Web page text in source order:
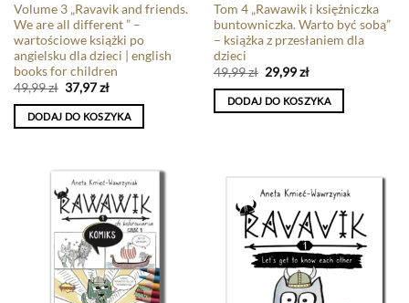
Volume 3 „Ravavik and friends.
We are all different ” –
wartościowe książki po
angielsku dla dzieci | english
books for children
49,99zł 37,97zł
DODAJ DO KOSZYKA
Tom 4 „Rawawik i księżniczka
buntowniczka. Warto być sobą”
– książka z przesłaniem dla
dzieci
49,99zł 29,99zł
DODAJ DO KOSZYKA